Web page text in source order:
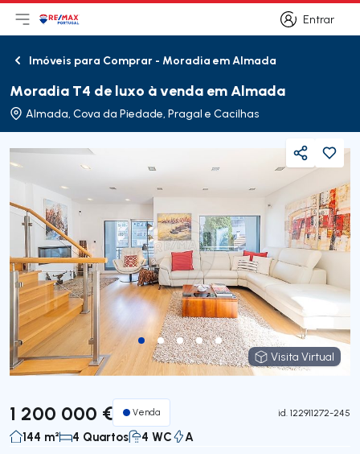
Entrar
Entrar
Abri menu principal
LogoIr para página inicial
VoltarImóveis para Comprar - Moradia em Almada
Moradia T4 de luxo à venda em Almada
Almada, Cova da Piedade, Pragal e Cacilhas
Visita Virtual
Visita Virtual
Partilhar
1 200 000 € Venda id. 122911272-245
144 m² 4 Quartos 4 WC A